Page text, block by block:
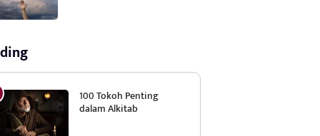
100 Tokoh Penting
dalam Alkitab